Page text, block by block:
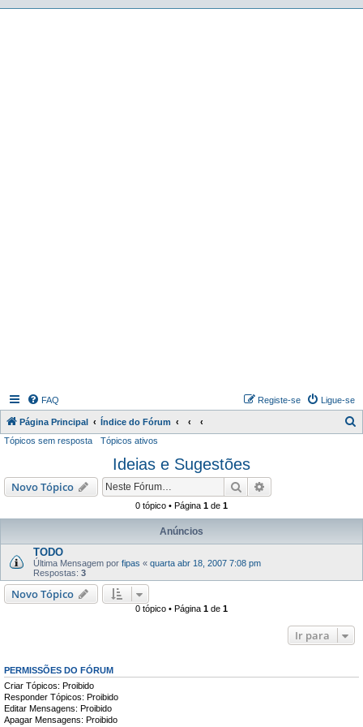
FAQ Ligue-se
Registe-se
Página Principal Índice do Fórum
i
Tópicos sem resposta Tópicos ativos
Ideias e Sugestões
Novo Tópico Pesquisar
0 tópico • Página 1 de 1
Anúncios
TODO
Última Mensagem por fipas « quarta abr 18, 2007 7:08 pm
Respostas: 3
Novo Tópico
0 tópico • Página 1 de 1
Ir para
PERMISSÕES DO FÓRUM
Criar Tópicos: Proibido
Responder Tópicos: Proibido
Editar Mensagens: Proibido
Apagar Mensagens: Proibido